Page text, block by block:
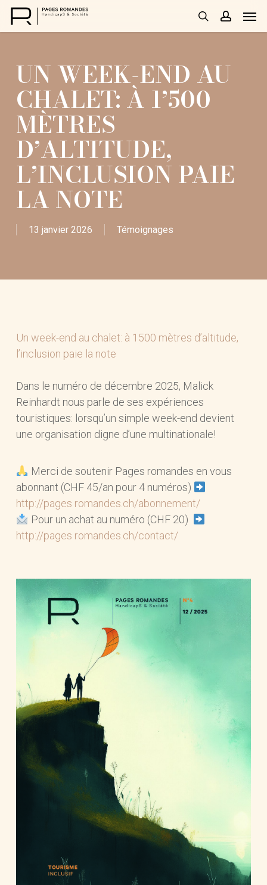
Skip
UN WEEK-END AU
CHALET: À 1’500
MÈTRES
D’ALTITUDE,
L’INCLUSION PAIE
LA NOTE
13 janvier 2026 Témoignages
Un week-end au chalet: à 1500 mètres d’altitude,
l’inclusion paie la note
Dans le numéro de décembre 2025, Malick
Reinhardt nous parle de ses expériences
touristiques: lorsqu’un simple week-end devient
une organisation digne d’une multinationale!
Merci de soutenir Pages romandes en vous
abonnant (CHF 45/an pour 4 numéros)
http://pages romandes.ch/abonnement/
Pour un achat au numéro (CHF 20)
http://pages romandes.ch/contact/